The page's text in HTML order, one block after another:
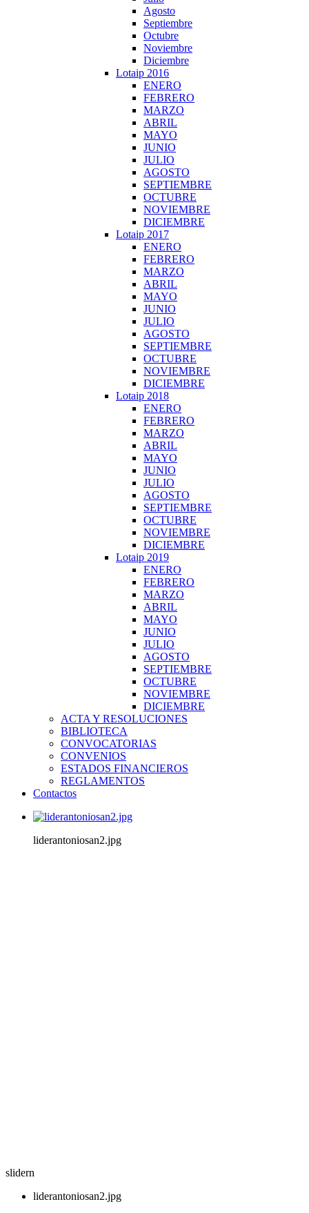
Agosto
Septiembre
Octubre
Noviembre
Diciembre
Lotaip 2016
ENERO
FEBRERO
MARZO
ABRIL
MAYO
JUNIO
JULIO
AGOSTO
SEPTIEMBRE
OCTUBRE
NOVIEMBRE
DICIEMBRE
Lotaip 2017
ENERO
FEBRERO
MARZO
ABRIL
MAYO
JUNIO
JULIO
AGOSTO
SEPTIEMBRE
OCTUBRE
NOVIEMBRE
DICIEMBRE
Lotaip 2018
ENERO
FEBRERO
MARZO
ABRIL
MAYO
JUNIO
JULIO
AGOSTO
SEPTIEMBRE
OCTUBRE
NOVIEMBRE
DICIEMBRE
Lotaip 2019
ENERO
FEBRERO
MARZO
ABRIL
MAYO
JUNIO
JULIO
AGOSTO
SEPTIEMBRE
OCTUBRE
NOVIEMBRE
DICIEMBRE
ACTA Y RESOLUCIONES
BIBLIOTECA
CONVOCATORIAS
CONVENIOS
ESTADOS FINANCIEROS
REGLAMENTOS
Contactos
liderantoniosan2.jpg
slidern
liderantoniosan2.jpg